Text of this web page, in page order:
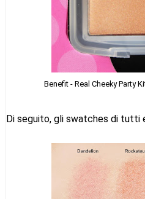
Benefit - Real Cheeky Party
Di seguito, gli swatches di tutti